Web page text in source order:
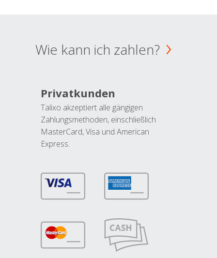
Wie kann ich zahlen?
Privatkunden
Talixo akzeptiert alle gängigen
Zahlungsmethoden, einschließlich
MasterCard, Visa und American
Express.